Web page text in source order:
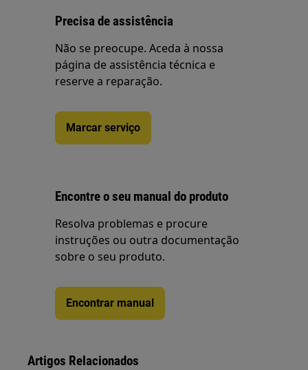
Precisa de assistência
Não se preocupe. Aceda à nossa
página de assistência técnica e
reserve a reparação.
Marcar serviço
Encontre o seu manual do produto
Resolva problemas e procure
instruções ou outra documentação
sobre o seu produto.
Encontrar manual
Artigos Relacionados